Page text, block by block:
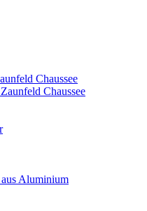
Chaussee
Chaussee
Aluminium